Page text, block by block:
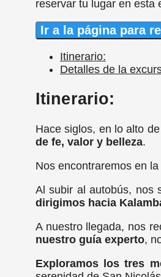
reservar tu lugar en esta
Ir a la página para
Itinerario:
Detalles de la
Itinerario:
Hace siglos, en lo alto
de fe, valor y belleza.
Nos encontraremos en
Al subir al autobús, nos
dirigimos hacia
A nuestro llegada, nos
nuestro guía experto,
Exploramos los tres